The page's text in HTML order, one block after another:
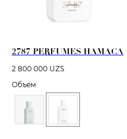
2787 PERFUMES HAMACA
2 800 000 UZS
Объем